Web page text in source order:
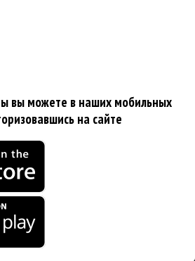
вы можете в наших мобильных
на сайте